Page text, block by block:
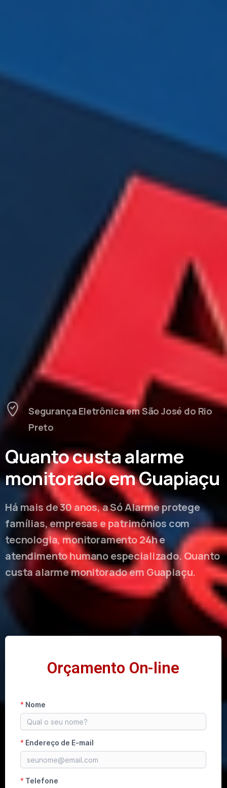
Segurança Eletrônica em São José do Rio
Preto
Quanto custa alarme
monitorado em Guapiaçu
Há mais de 30 anos, a Só Alarme protege
famílias, empresas e patrimônios com
tecnologia, monitoramento 24h e
atendimento humano especializado. Quanto
custa alarme monitorado em Guapiaçu.
Orçamento On-line